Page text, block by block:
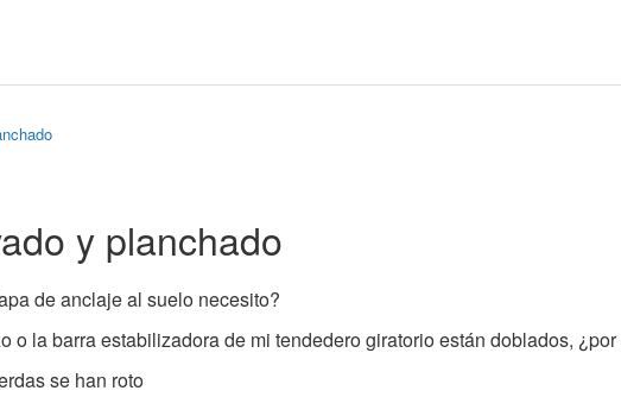
y planchado
de anclaje al suelo necesito?
o la barra estabilizadora de mi tendedero giratorio están doblados, ¿por
se han roto